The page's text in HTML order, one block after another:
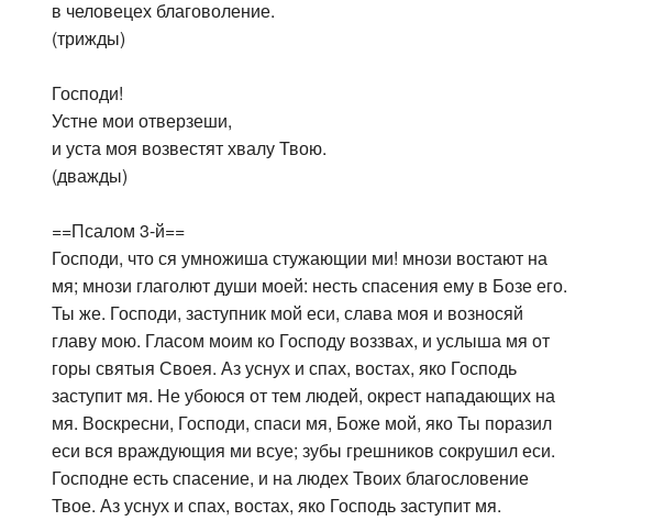
в человецех благоволение.
(трижды)
Господи!
Устне мои отверзеши,
и уста моя возвестят хвалу Твою.
(дважды)
==Псалом 3-й==
Господи, что ся умножиша стужающии ми! мнози востают на
мя; мнози глаголют души моей: несть спасения ему в Бозе его.
Ты же. Господи, заступник мой еси, слава моя и возносяй
главу мою. Гласом моим ко Господу воззвах, и услыша мя от
горы святыя Своея. Аз уснух и спах, востах, яко Господь
заступит мя. Не убоюся от тем людей, окрест нападающих на
мя. Воскресни, Господи, спаси мя, Боже мой, яко Ты поразил
еси вся враждующия ми всуе; зубы грешников сокрушил еси.
Господне есть спасение, и на людех Твоих благословение
Твое. Аз уснух и спах, востах, яко Господь заступит мя.